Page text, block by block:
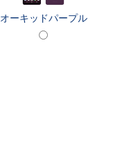
オーキッドパープル